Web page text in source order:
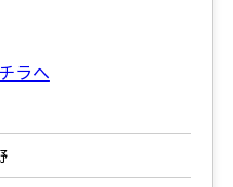
ラへ